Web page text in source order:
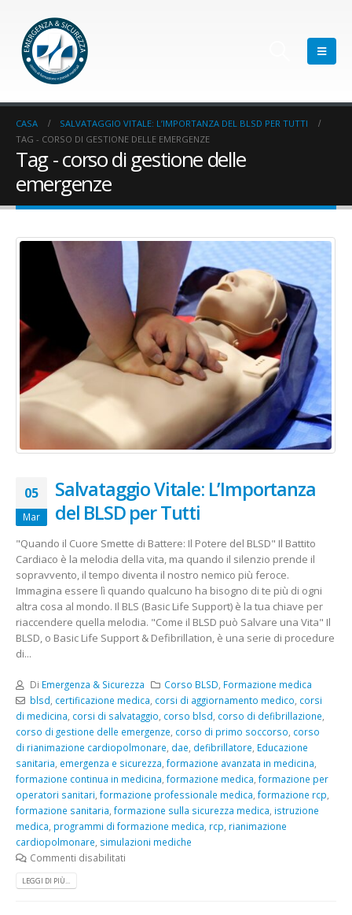
CASA
SALVATAGGIO VITALE: L’IMPORTANZA DEL BLSD PER TUTTI
TAG - CORSO DI GESTIONE DELLE EMERGENZE
Tag - corso di gestione delle
emergenze
05
Mar
Salvataggio Vitale: L’Importanza
del BLSD per Tutti
"Quando il Cuore Smette di Battere: Il Potere del BLSD" Il Battito
Cardiaco è la melodia della vita, ma quando il silenzio prende il
sopravvento, il tempo diventa il nostro nemico più feroce.
Immagina essere lì quando qualcuno ha bisogno di te più di ogni
altra cosa al mondo. Il BLS (Basic Life Support) è la tua chiave per
riaccendere quella melodia. "Come il BLSD può Salvare una Vita" Il
BLSD, o Basic Life Support & Defibrillation, è una serie di procedure
di...
Di Emergenza & Sicurezza Corso BLSD Formazione medica
blsd certificazione medica corsi di aggiornamento medico corsi
di medicina corsi di salvataggio corso blsd corso di defibrillazione
corso di gestione delle emergenze corso di primo soccorso corso
di rianimazione cardiopolmonare dae defibrillatore Educazione
sanitaria emergenza e sicurezza formazione avanzata in medicina
formazione continua in medicina formazione medica formazione per
operatori sanitari formazione professionale medica formazione rcp
formazione sanitaria formazione sulla sicurezza medica istruzione
medica programmi di formazione medica rcp rianimazione
cardiopolmonare simulazioni mediche
Commenti disabilitati
LEGGI DI PIÙ...